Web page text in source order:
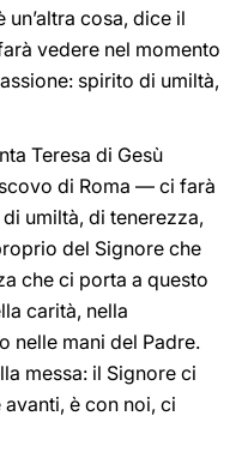
cosa, dice il
vedere nel momento
spirito di umiltà,
Teresa di Gesù
di Roma — ci farà
umiltà, di tenerezza,
del Signore che
che ci porta a questo
carità, nella
nelle mani del Padre.
messa: il Signore ci
è con noi, ci